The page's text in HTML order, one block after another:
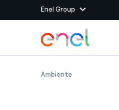
Enel Group
Siti del Gruppo
Vai al contenuto
AmbientePerché gli